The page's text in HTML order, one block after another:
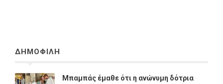
ΔΗΜΟΦΙΛΗ
Μπαμπάς έμαθε ότι η ανώνυμη δότρια